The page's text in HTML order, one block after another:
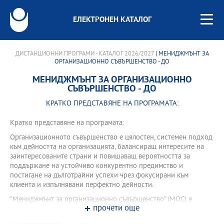
ЕЛЕКТРОНЕН КАТАЛОГ
ДИСТАНЦИОННИ ПРОГРАМИ - КАТАЛОГ 2026/2027| МЕНИДЖМЪНТ ЗА
ОРГАНИЗАЦИОННО СЪВЪРШЕНСТВО - ДО
МЕНИДЖМЪНТ ЗА ОРГАНИЗАЦИОННО
СЪВЪРШЕНСТВО - ДО
КРАТКО ПРЕДСТАВЯНЕ НА ПРОГРАМАТА:
Кратко представяне на програмата:
Организационното съвършенство е цялостен, системен подход
към дейността на организацията, балансиращ интересите на
заинтересованите страни и повишаващ вероятността за
поддържане на устойчиво конкурентно предимство и
постигане на дълготрайни успехи чрез фокусирани към
клиента и изпълнявани перфектно дейности.
"Мениджмънт за организационно съвършенство" (МОС) е
първата и единствената магистърска програма в България,
прочети още